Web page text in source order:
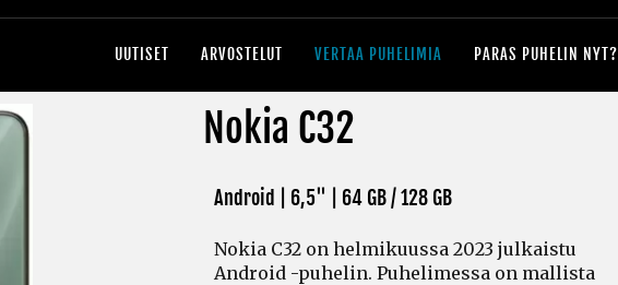
UUTISET ARVOSTELUT VERTAA PUHELIMIA PARAS PUHELIN NYT?
Nokia C32
Android | 6,5" | 64 GB / 128 GB
Nokia C32 on helmikuussa 2023 julkaistu
Android -puhelin. Puhelimessa on mallista